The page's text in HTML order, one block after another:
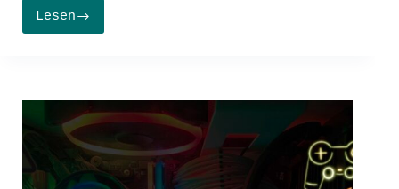
Lesen„Die
Reise
Die
Hotelbranche
nach
Corona